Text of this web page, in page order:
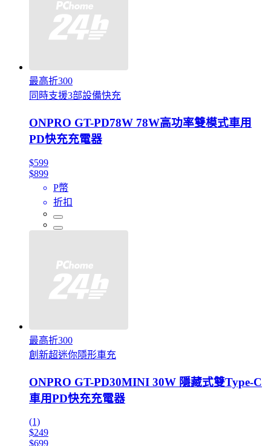
最高折300
同時支援3部設備快充
ONPRO GT-PD78W 78W高功率雙模式車用
PD快充充電器
$599
$899
P幣
折扣
最高折300
創新超迷你隱形車充
ONPRO GT-PD30MINI 30W 隱藏式雙Type-C
車用PD快充充電器
(1)
$249
$699